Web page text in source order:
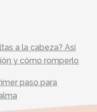
a la cabeza? Así
y cómo romperlo
paso para